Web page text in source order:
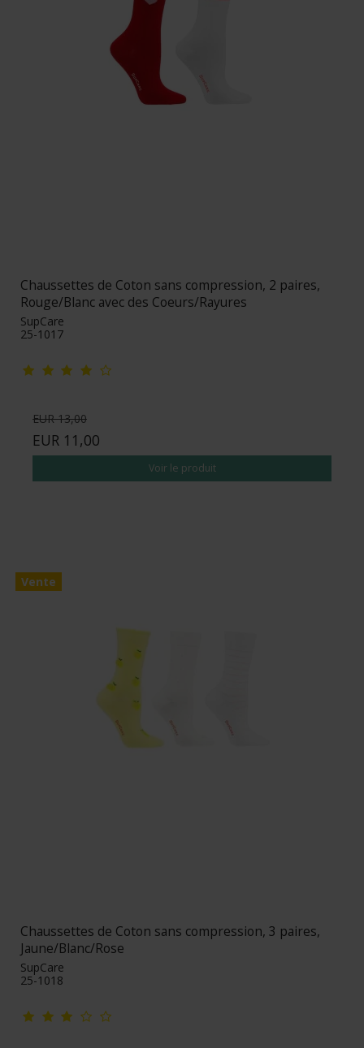
Chaussettes de Coton sans compression, 2 paires,
Rouge/Blanc avec des Coeurs/Rayures
SupCare
25-1017
EUR 13,00
EUR 11,00
Voir le produit
Vente
Chaussettes de Coton sans compression, 3 paires,
Jaune/Blanc/Rose
SupCare
25-1018